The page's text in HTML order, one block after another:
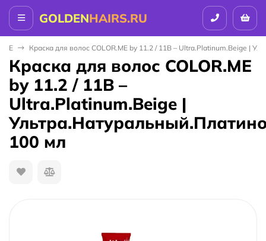
GOLDENHAIRS.RU
ME Краска для волос COLOR.ME by 11.2 / 11B – Ultra.Platinum.Beige |
Краска для волос COLOR.ME
by 11.2 / 11B –
Ultra.Platinum.Beige |
100 мл